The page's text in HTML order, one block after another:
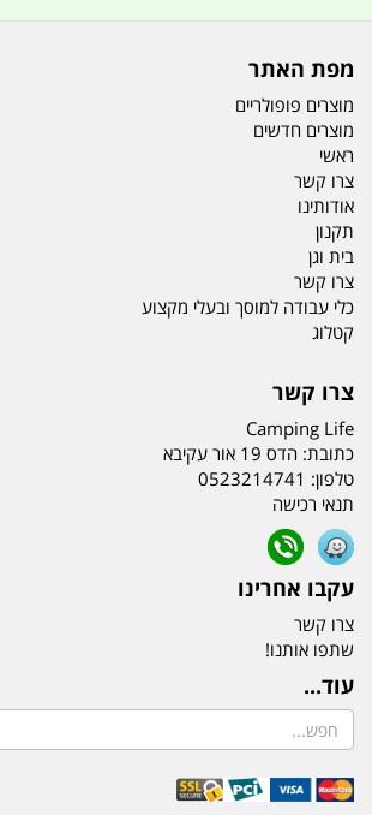
מפת האתר
מוצרים פופולריים
מוצרים חדשים
ראשי
צרו קשר
אודותינו
תקנון
בית וגן
צרו קשר
כלי עבודה למוסך ובעלי מקצוע
קטלוג
צרו קשר
Camping Life
כתובת: הדס 19 אור עקיבא
טלפון: 0523214741
תנאי רכישה
עקבו אחרינו
צרו קשר
שתפו אותנו!
עוד...